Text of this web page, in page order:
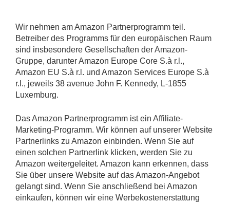
Wir nehmen am Amazon Partnerprogramm teil.
Betreiber des Programms für den europäischen Raum
sind insbesondere Gesellschaften der Amazon-
Gruppe, darunter Amazon Europe Core S.à r.l.,
Amazon EU S.à r.l. und Amazon Services Europe S.à
r.l., jeweils 38 avenue John F. Kennedy, L-1855
Luxemburg.
Das Amazon Partnerprogramm ist ein Affiliate-
Marketing-Programm. Wir können auf unserer Website
Partnerlinks zu Amazon einbinden. Wenn Sie auf
einen solchen Partnerlink klicken, werden Sie zu
Amazon weitergeleitet. Amazon kann erkennen, dass
Sie über unsere Website auf das Amazon-Angebot
gelangt sind. Wenn Sie anschließend bei Amazon
einkaufen, können wir eine Werbekostenerstattung